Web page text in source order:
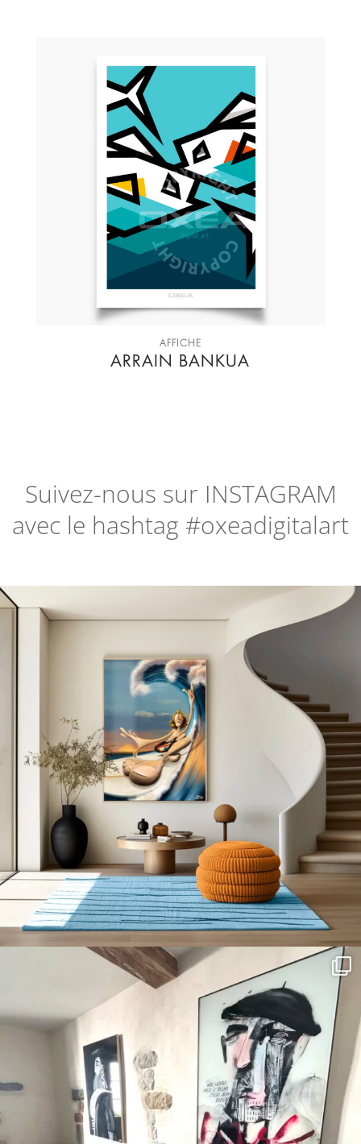
AFFICHE
ARRAIN BANKUA
Suivez-nous sur INSTAGRAM
avec le hashtag #oxeadigitalart